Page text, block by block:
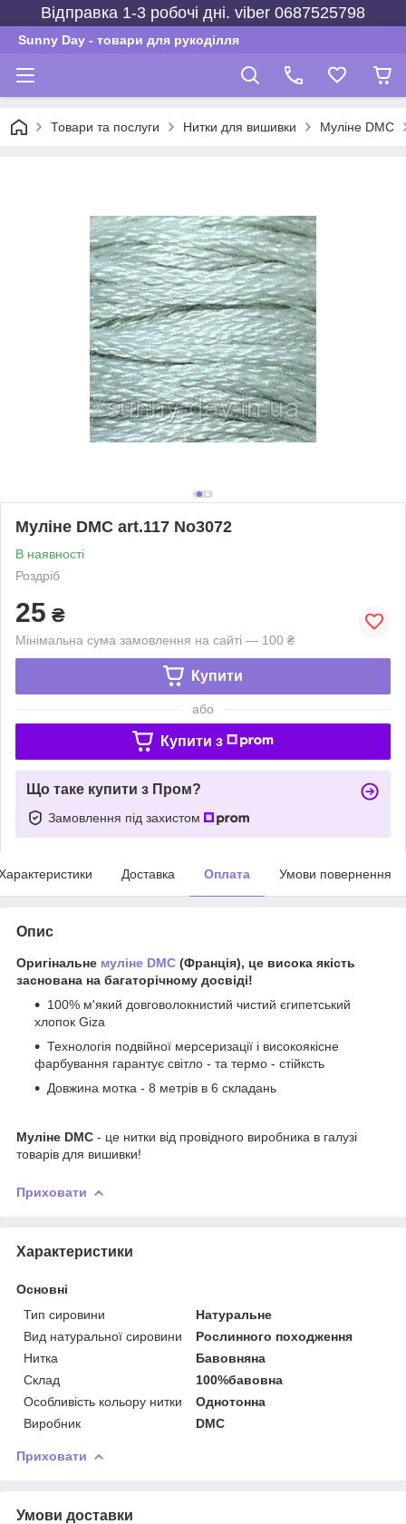
Відправка 1-3 робочі дні. viber 0687525798
Sunny Day - товари для рукоділля
Товари та послуги Нитки для вишивки Муліне DMC
Муліне DMC art.117 No3072
В наявності
Роздріб
25 ₴
Мінімальна сума замовлення на сайті — 100 ₴
Купити
або
Купити з
Що таке купити з Пром?
Замовлення під захистом
Доставка Оплата Умови повернення
Опис
Оригінальне муліне DMC (Франція), це висока якість
заснована на багаторічному досвіді!
100% м'який довговолокнистий чистий єгипетський
хлопок Giza
Технологія подвійної мерсеризації і високоякісне
фарбування гарантує світло - та термо - стійксть
Довжина мотка - 8 метрів в 6 складань
Муліне DMC - це нитки від провідного виробника в галузі
товарів для вишивки!
Приховати
Характеристики
Основні
Тип сировини
Натуральне
Вид натуральної сировини
Рослинного походження
Нитка
Бавовняна
Склад
100%бавовна
Особливість кольору нитки
Однотонна
Виробник
DMC
Приховати
Умови доставки